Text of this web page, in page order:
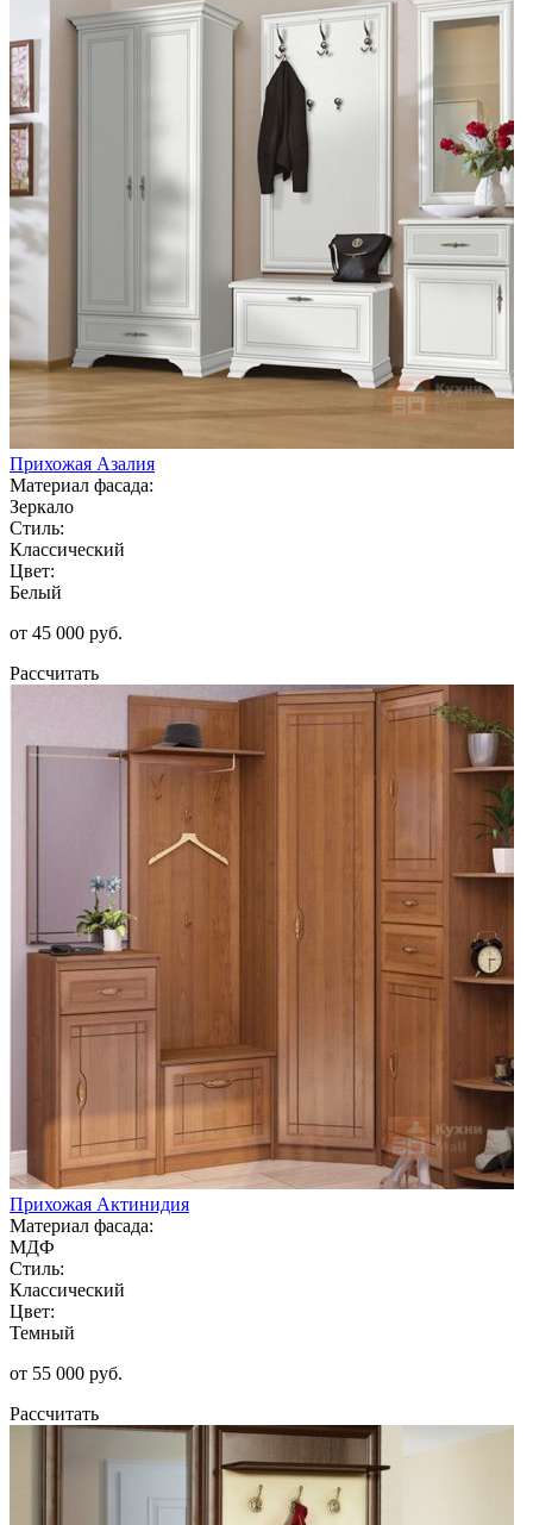
Прихожая Азалия
Материал фасада:
Зеркало
Стиль:
Классический
Цвет:
Белый
от 45 000 руб.
Рассчитать
Прихожая Актинидия
Материал фасада:
МДФ
Стиль:
Классический
Цвет:
Темный
от 55 000 руб.
Рассчитать